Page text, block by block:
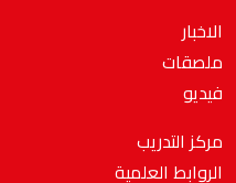
الاخبار
ملصقات
فيديو
مركز التدريب
الروابط العلمية